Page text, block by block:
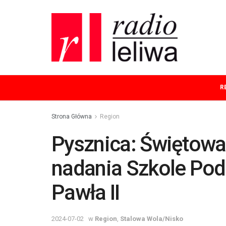
Strona Główna Region
Pysznica:
nadania Szkole
Pawła II
2024-07-02 w Region Stalowa Wola/Nisko